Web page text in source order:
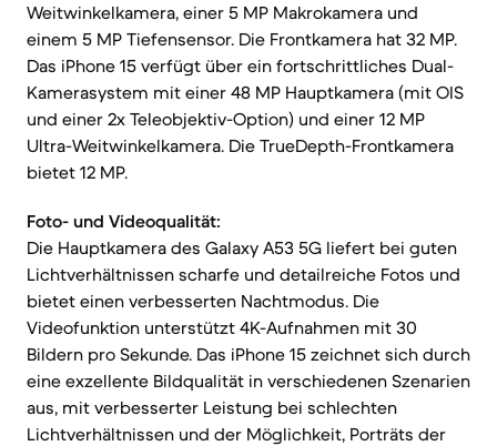
Weitwinkelkamera, einer 5 MP Makrokamera und
einem 5 MP Tiefensensor. Die Frontkamera hat 32 MP.
Das iPhone 15 verfügt über ein fortschrittliches Dual-
Kamerasystem mit einer 48 MP Hauptkamera (mit OIS
und einer 2x Teleobjektiv-Option) und einer 12 MP
Ultra-Weitwinkelkamera. Die TrueDepth-Frontkamera
bietet 12 MP.
Foto- und Videoqualität:
Die Hauptkamera des Galaxy A53 5G liefert bei guten
Lichtverhältnissen scharfe und detailreiche Fotos und
bietet einen verbesserten Nachtmodus. Die
Videofunktion unterstützt 4K-Aufnahmen mit 30
Bildern pro Sekunde. Das iPhone 15 zeichnet sich durch
eine exzellente Bildqualität in verschiedenen Szenarien
aus, mit verbesserter Leistung bei schlechten
Lichtverhältnissen und der Möglichkeit, Porträts der